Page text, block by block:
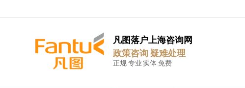
凡图落户上海咨询网
政策咨询 疑难处理
正规 专业 实体 免费